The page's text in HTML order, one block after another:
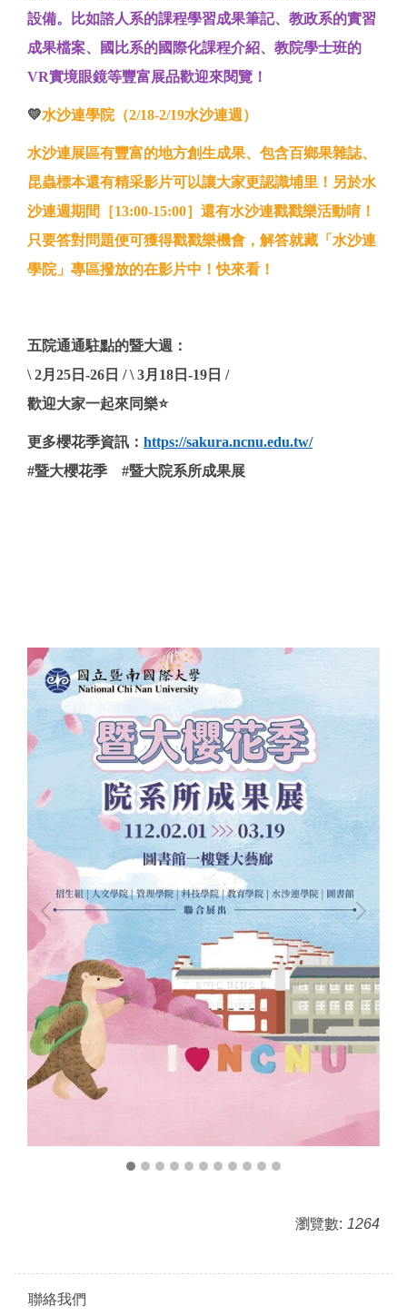
設備。比如諮人系的課程學習成果筆記、教政系的實習
成果檔案、國比系的國際化課程介紹、教院學士班的
VR實境眼鏡等豐富展品歡迎來閱覽！
💛水沙連學院（2/18-2/19水沙連週）
水沙連展區有豐富的地方創生成果、包含百鄉果雜誌、
昆蟲標本還有精采影片可以讓大家更認識埔里！另於水
沙連週期間［13:00-15:00］還有水沙連戳戳樂活動唷！
只要答對問題便可獲得戳戳樂機會，解答就藏「水沙連
學院」專區撥放的在影片中！快來看！
五院通通駐點的暨大週：
\ 2月25 日-26 日 / \ 3月18 日-19 日 /
歡迎大家一起來同樂⭐
更多櫻花季資訊： https://sakura.ncnu.edu.tw/
#暨大櫻花季 #暨大院系所成果展
瀏覽數: 1264
聯絡我們